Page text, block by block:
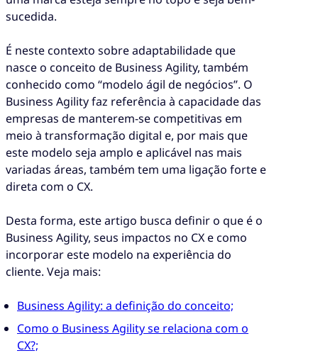
sucedida.
É neste contexto sobre adaptabilidade que
nasce o conceito de Business Agility, também
conhecido como “modelo ágil de negócios”. O
Business Agility faz referência à capacidade das
empresas de manterem-se competitivas em
meio à transformação digital e, por mais que
este modelo seja amplo e aplicável nas mais
variadas áreas, também tem uma ligação forte e
direta com o CX.
Desta forma, este artigo busca definir o que é o
Business Agility, seus impactos no CX e como
incorporar este modelo na experiência do
cliente. Veja mais:
Business Agility: a definição do conceito;
Como o Business Agility se relaciona com o
CX?;